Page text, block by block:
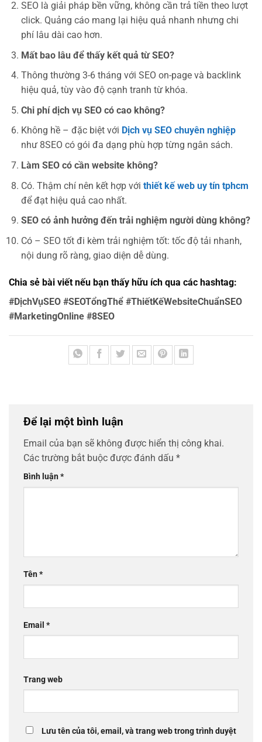
SEO là giải pháp bền vững, không cần trả tiền theo lượt
click. Quảng cáo mang lại hiệu quả nhanh nhưng chi
phí lâu dài cao hơn.
Mất bao lâu để thấy kết quả từ SEO?
Thông thường 3-6 tháng với SEO on-page và backlink
hiệu quả, tùy vào độ cạnh tranh từ khóa.
Chi phí dịch vụ SEO có cao không?
Không hề – đặc biệt với Dịch vụ SEO chuyên nghiệp
như 8SEO có gói đa dạng phù hợp từng ngân sách.
Làm SEO có cần website không?
Có. Thậm chí nên kết hợp với thiết kế web uy tín tphcm
để đạt hiệu quả cao nhất.
SEO có ảnh hưởng đến trải nghiệm người dùng không?
Có – SEO tốt đi kèm trải nghiệm tốt: tốc độ tải nhanh,
nội dung rõ ràng, giao diện dễ dùng.
Chia sẻ bài viết nếu bạn thấy hữu ích qua các hashtag:
#DịchVụSEO #SEOTổngThể #ThiếtKếWebsiteChuẩnSEO
#MarketingOnline #8SEO
Để lại một bình luận
Email của bạn sẽ không được hiển thị công khai.
Các trường bắt buộc được đánh dấu *
Bình luận*
Tên*
Email *
Trang web
Lưu tên của tôi, email, và trang web trong trình duyệt